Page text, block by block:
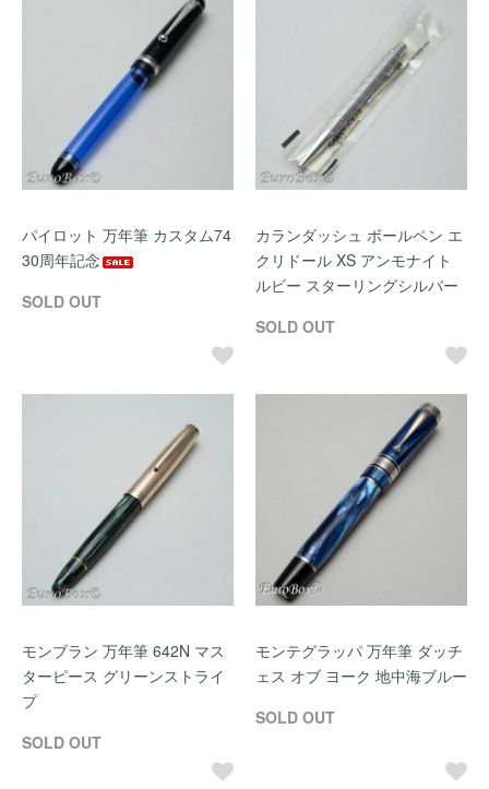
パイロット 万年筆 カスタム74
30周年記念
SOLD OUT
カランダッシュ ボールペン エ
クリドール XS アンモナイト
ルビー スターリングシルバー
SOLD OUT
モンブラン 万年筆 642N マス
ターピース グリーンストライ
プ
SOLD OUT
モンテグラッパ 万年筆 ダッチ
ェス オブ ヨーク 地中海ブルー
SOLD OUT